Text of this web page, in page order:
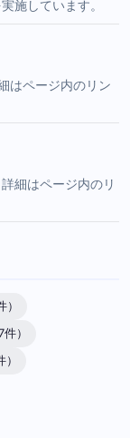
施しています。
はページ内のリン
細はページ内のリ
）